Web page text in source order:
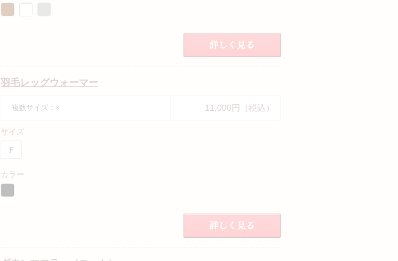
羽毛レッグウォーマー
複数サイズ：× 11,000円（税込）
サイズ
カラー